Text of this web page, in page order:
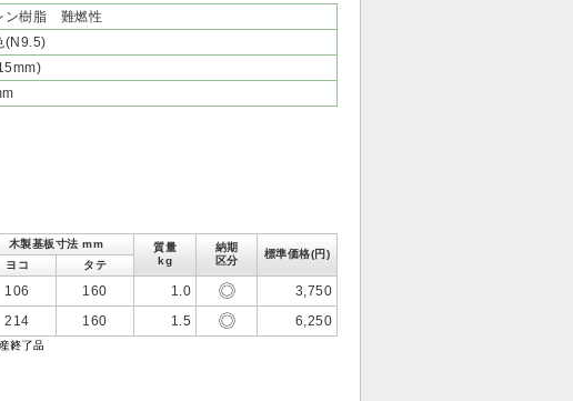
ン樹脂 難燃性
(N9.5)
木製基板寸法 mm
質量
kg
納期
区分
標準価格(円)
ヨコ タテ
106 160 1.0
3,750
214 160 1.5 6,250